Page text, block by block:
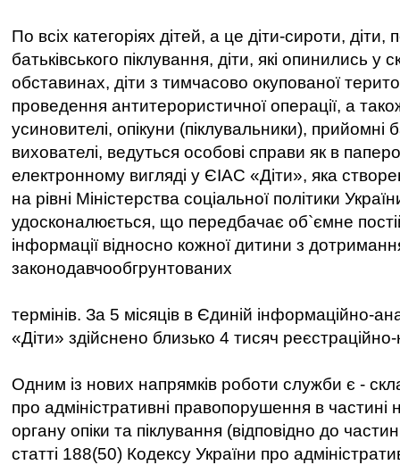
По всіх категоріях дітей, а це діти-сироти, діти,
батьківського піклування, діти, які опинились у
обставинах, діти з тимчасово окупованої
проведення антитерористичної операції, а
усиновителі, опікуни (піклувальники), прийомні
вихователі, ведуться особові справи як в
електронному вигляді у ЄІАС «Діти», яка
на рівні Міністерства соціальної політики
удосконалюється, що передбачає об`ємне
інформації відносно кожної дитини з
законодавчообгрунтованих
термінів. За 5 місяців в Єдиній інформаційно-
«Діти» здійснено близько 4 тисяч
Одним із нових напрямків роботи служби є -
про адміністративні правопорушення в частині
органу опіки та піклування (відповідно до
статті 188(50) Кодексу України про